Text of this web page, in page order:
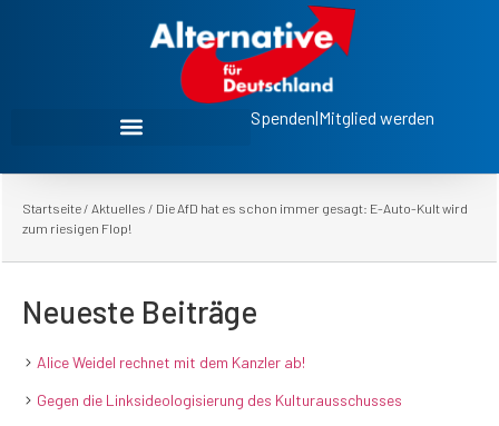
Spenden|Mitglied werden
Startseite / Aktuelles / Die AfD hat es schon immer gesagt: E-Auto-Kult wird
zum riesigen Flop!
Neueste Beiträge
Alice Weidel rechnet mit dem Kanzler ab!
Gegen die Linksideologisierung des Kulturausschusses